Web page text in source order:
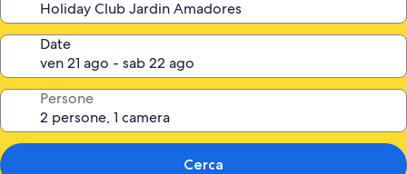
Date
Persone
Cerca